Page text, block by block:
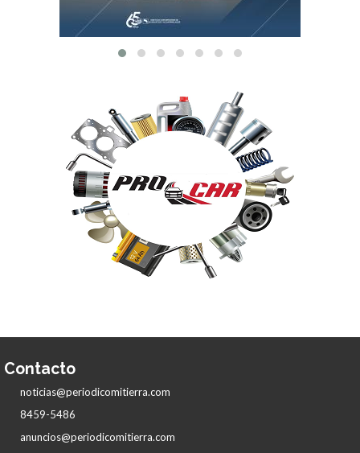
Contacto
noticias@periodicomitierra.com
8459-5486
anuncios@periodicomitierra.com